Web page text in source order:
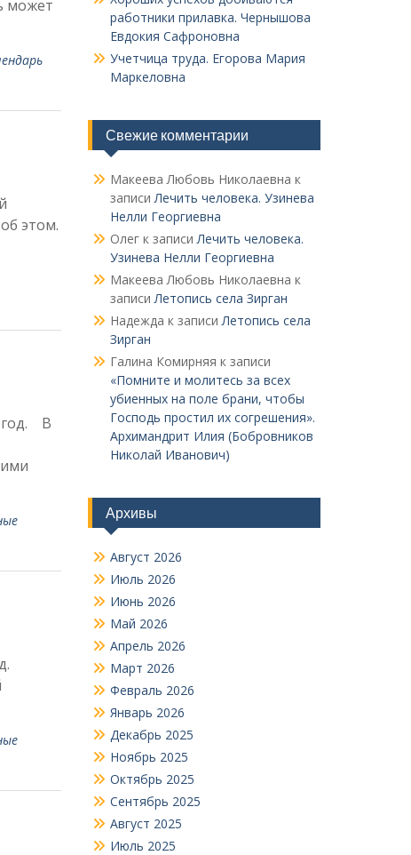
может
этом.
год. В
работники прилавка. Чер­нышова
Евдокия Сафроновна
Учетчица труда. Его­рова Мария
Маркеловна
Свежие комментарии
Макеева Любовь Николаевна к
записиЛечить человека. Узинева
Нелли Георгиевна
Олегк записиЛечить человека.
Узинева Нелли Георгиевна
Макеева Любовь Николаевна к
записиЛетопись села Зирган
Надежда к записиЛетопись села
Зирган
Галина Комирняя к записи
«Помните и молитесь за всех
убиенных на поле брани, чтобы
Господь простил их согрешения».
Архимандрит Илия (Бобровников
Николай Иванович)
Архивы
Август 2026
Июль 2026
Июнь 2026
Май 2026
Апрель 2026
Март 2026
Февраль 2026
Январь 2026
Декабрь 2025
Ноябрь 2025
Октябрь 2025
Сентябрь 2025
Август 2025
Июль 2025